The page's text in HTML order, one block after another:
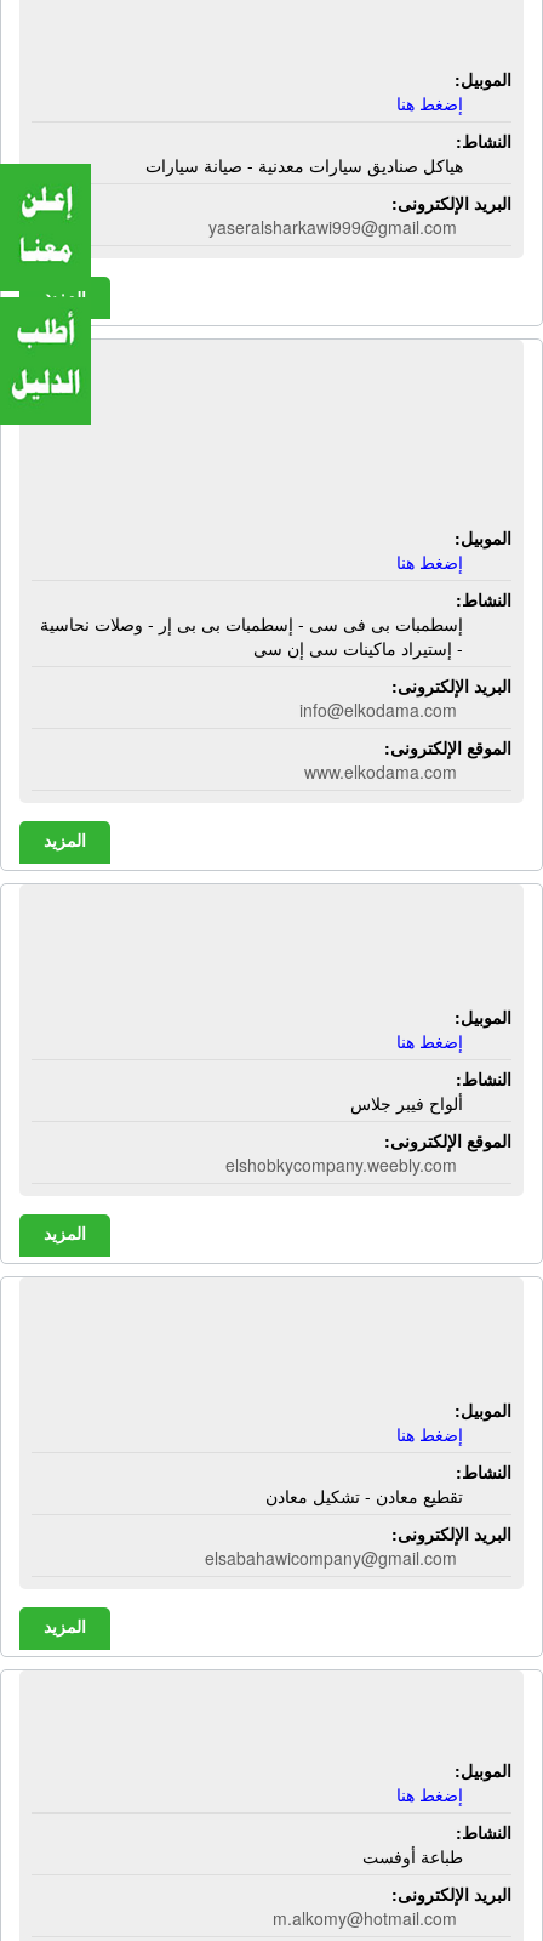
الموبيل:
إضغط هنا
النشاط:
هياكل صناديق سيارات معدنية - صيانة سيارات
البريد الإلكترونى:
yaseralsharkawi999@gmail.com
المزيد
والتوكيلات | إسطمبات بى فى سى -
الموبيل:
إضغط هنا
النشاط:
إسطمبات بى فى سى - إسطمبات بى بى إر - وصلات نحاسية
- إستيراد ماكينات سى إن سى
البريد الإلكترونى:
info@elkodama.com
الموقع الإلكترونى:
www.elkodama.com
المزيد
الموبيل:
إضغط هنا
النشاط:
ألواح فيبر جلاس
الموقع الإلكترونى:
elshobkycompany.weebly.com
المزيد
الموبيل:
إضغط هنا
النشاط:
تقطيع معادن - تشكيل معادن
البريد الإلكترونى:
elsabahawicompany@gmail.com
المزيد
الموبيل:
إضغط هنا
النشاط:
طباعة أوفست
البريد الإلكترونى:
m.alkomy@hotmail.com